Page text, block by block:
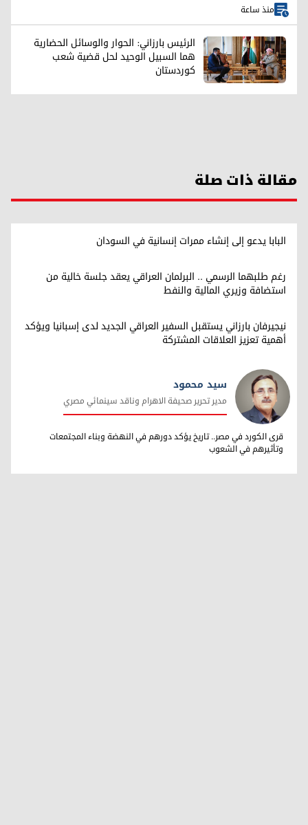
منذ ساعة
الرئيس بارزاني: الحوار والوسائل الحضارية
هما السبيل الوحيد لحل قضية شعب
كوردستان
مقالة ذات صلة
البابا يدعو إلى إنشاء ممرات إنسانية في السودان
رغم طلبهما الرسمي .. البرلمان العراقي يعقد جلسة خالية من
استضافة وزيري المالية والنفط
نيجيرفان بارزاني يستقبل السفير العراقي الجديد لدى إسبانيا ويؤكد
أهمية تعزيز العلاقات المشتركة
سيد محمود
سيد محمود
مدير تحرير صحيفة الاهرام وناقد سينمائي مصري
قرى الكورد في مصر.. تاريخ يؤكد دورهم في النهضة وبناء المجتمعات
وتأثيرهم في الشعوب